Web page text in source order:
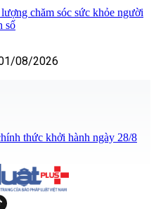
chăm sóc sức khỏe người
số
08/2026
thức khởi hành ngày 28/8